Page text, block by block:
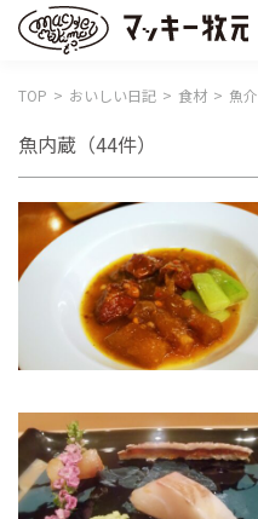
TOP おいしい日記 食材 魚介
魚内蔵 （44件）